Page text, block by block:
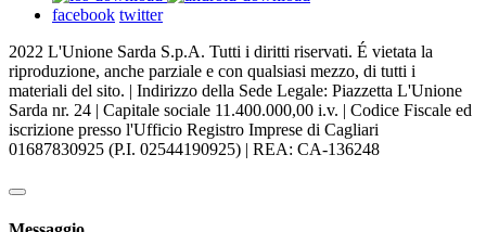
facebook twitter
2022 L'Unione Sarda S.p.A. Tutti i diritti riservati. É vietata la
riproduzione, anche parziale e con qualsiasi mezzo, di tutti i
materiali del sito. | Indirizzo della Sede Legale: Piazzetta L'Unione
Sarda nr. 24 | Capitale sociale 11.400.000,00 i.v. | Codice Fiscale ed
iscrizione presso l'Ufficio Registro Imprese di Cagliari
01687830925 (P.I. 02544190925) | REA: CA-136248